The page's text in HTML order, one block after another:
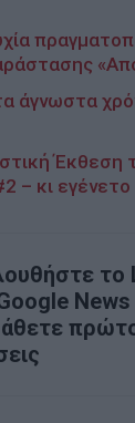
άγνωστα
Έκθεση
– κι
το
News